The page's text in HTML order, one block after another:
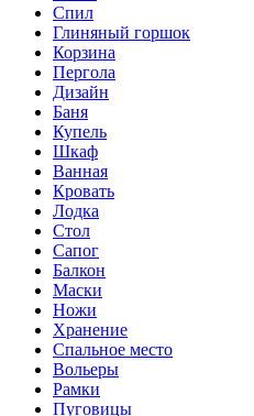
Спил
Глиняный горшок
Корзина
Пергола
Дизайн
Баня
Купель
Шкаф
Ванная
Кровать
Лодка
Стол
Сапог
Балкон
Маски
Ножи
Хранение
Спальное место
Вольеры
Рамки
Пуговицы